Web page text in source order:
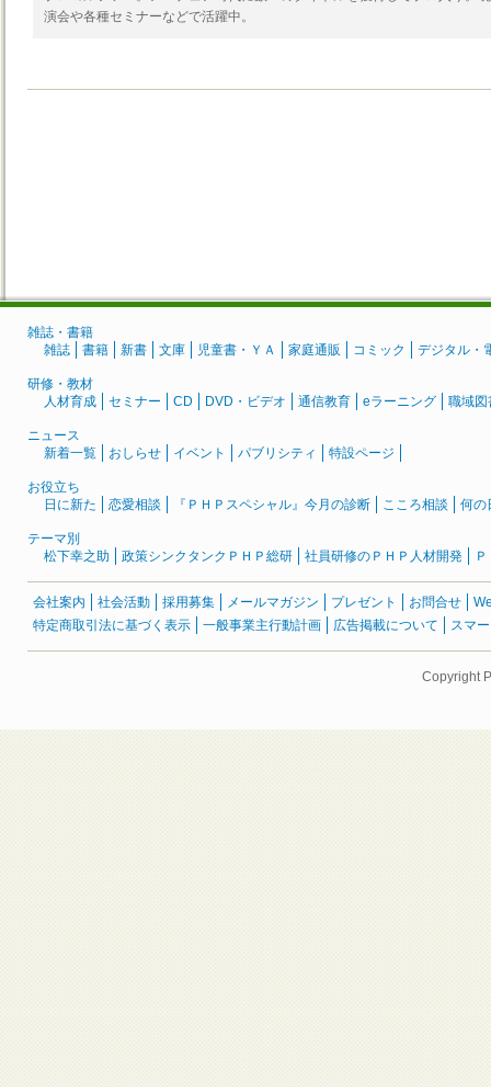
演会や各種セミナーなどで活躍中。
雑誌・書籍
雑誌
書籍 新書 文庫 児童書・ＹＡ 家庭通販 コミック デジタル・
研修・教材
人材育成
セミナー CD DVD・ビデオ 通信教育 eラーニング 職域図
ニュース
新着一覧
おしらせ イベント パブリシティ 特設ページ
お役立ち
日に新た
恋愛相談 『ＰＨＰスペシャル』今月の診断 こころ相談 何の
テーマ別
松下幸之助
政策シンクタンクＰＨＰ総研 社員研修のＰＨＰ人材開発
会社案内 社会活動 採用募集 メールマガジン プレゼント お問合せ
特定商取引法に基づく表示
一般事業主行動計画 広告掲載について スマ
Copyright